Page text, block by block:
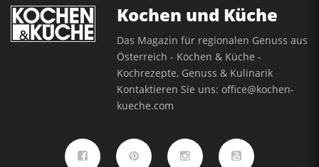
Kochen und Küche
Das Magazin für regionalen Genuss aus
Österreich - Kochen & Küche -
Kochrezepte, Genuss & Kulinarik
Kontaktieren Sie uns:office@kochen-
kueche.com